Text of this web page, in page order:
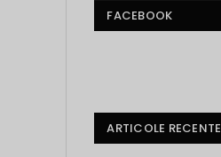
FACEBOOK
ARTICOLE RECENTE